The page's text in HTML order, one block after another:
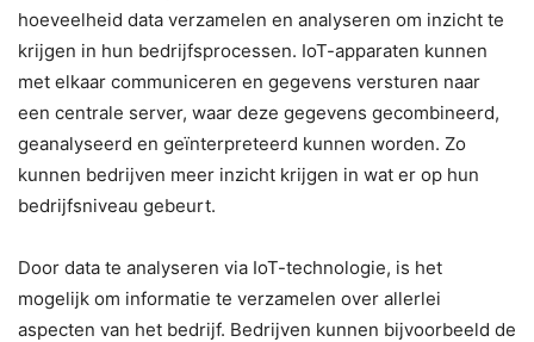
hoeveelheid data verzamelen en analyseren om inzicht te
krijgen in hun bedrijfsprocessen. IoT-apparaten kunnen
met elkaar communiceren en gegevens versturen naar
een centrale server, waar deze gegevens gecombineerd,
geanalyseerd en geïnterpreteerd kunnen worden. Zo
kunnen bedrijven meer inzicht krijgen in wat er op hun
bedrijfsniveau gebeurt.
Door data te analyseren via IoT-technologie, is het
mogelijk om informatie te verzamelen over allerlei
aspecten van het bedrijf. Bedrijven kunnen bijvoorbeeld de